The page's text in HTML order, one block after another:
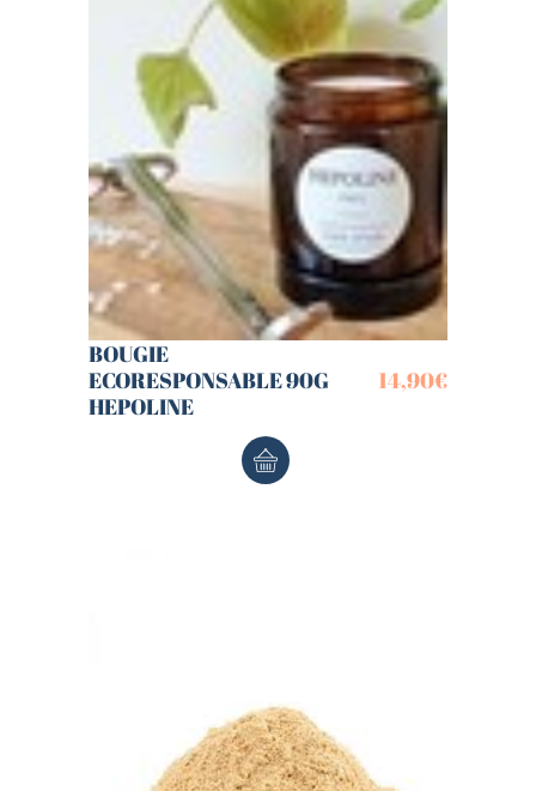
BOUGIE
ECORESPONSABLE 90G
HEPOLINE
14,90€